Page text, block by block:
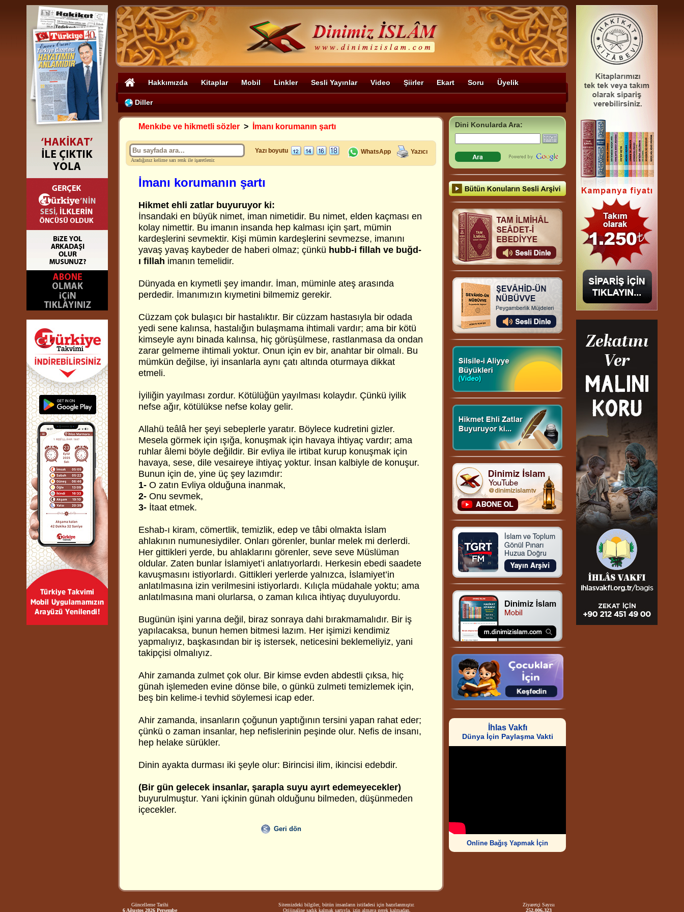
Hakkımızda Kitaplar Mobil Linkler Sesli Yayınlar Video Şiirler Ekart Soru Üyelik
Diller
Menkıbe ve hikmetli sözler > İmanı korumanın şartı
Aradığınız kelime sarı renk ile işaretlenir.
Yazı boyutu WhatsApp Yazıcı
İmanı korumanın şartı
Hikmet ehli zatlar buyuruyor ki:
İnsandaki en büyük nimet, iman nimetidir. Bu nimet, elden kaçması en
kolay nimettir. Bu imanın insanda hep kalması için şart, mümin
kardeşlerini sevmektir. Kişi mümin kardeşlerini sevmezse, imanını
yavaş yavaş kaybeder de haberi olmaz; çünkü hubb-i fillah ve buğd-
ı fillah imanın temelidir.
Dünyada en kıymetli şey imandır. İman, müminle ateş arasında
perdedir. İmanımızın kıymetini bilmemiz gerekir.
Cüzzam çok bulaşıcı bir hastalıktır. Bir cüzzam hastasıyla bir odada
yedi sene kalınsa, hastalığın bulaşmama ihtimali vardır; ama bir kötü
kimseyle aynı binada kalınsa, hiç görüşülmese, rastlanmasa da ondan
zarar gelmeme ihtimali yoktur. Onun için ev bir, anahtar bir olmalı. Bu
mümkün değilse, iyi insanlarla aynı çatı altında oturmaya dikkat
etmeli.
İyiliğin yayılması zordur. Kötülüğün yayılması kolaydır. Çünkü iyilik
nefse ağır, kötülükse nefse kolay gelir.
Allahü teâlâ her şeyi sebeplerle yaratır. Böylece kudretini gizler.
Mesela görmek için ışığa, konuşmak için havaya ihtiyaç vardır; ama
ruhlar âlemi böyle değildir. Bir evliya ile irtibat kurup konuşmak için
havaya, sese, dile vesaireye ihtiyaç yoktur. İnsan kalbiyle de konuşur.
Bunun için de, yine üç şey lazımdır:
1- O zatın Evliya olduğuna inanmak,
2- Onu sevmek,
3- İtaat etmek.
Eshab-ı kiram, cömertlik, temizlik, edep ve tâbi olmakta İslam
ahlakının numunesiydiler. Onları görenler, bunlar melek mi derlerdi.
Her gittikleri yerde, bu ahlaklarını görenler, seve seve Müslüman
oldular. Zaten bunlar İslamiyet’i anlatıyorlardı. Herkesin ebedi saadete
kavuşmasını istiyorlardı. Gittikleri yerlerde yalnızca, İslamiyet’in
anlatılmasına izin verilmesini istiyorlardı. Kılıçla müdahale yoktu; ama
anlatılmasına mani olurlarsa, o zaman kılıca ihtiyaç duyuluyordu.
Bugünün işini yarına değil, biraz sonraya dahi bırakmamalıdır. Bir iş
yapılacaksa, bunun hemen bitmesi lazım. Her işimizi kendimiz
yapmalıyız, başkasından bir iş istersek, neticesini beklemeliyiz, yani
takipçisi olmalıyız.
Ahir zamanda zulmet çok olur. Bir kimse evden abdestli çıksa, hiç
günah işlemeden evine dönse bile, o günkü zulmeti temizlemek için,
beş bin kelime-i tevhid söylemesi icap eder.
Ahir zamanda, insanların çoğunun yaptığının tersini yapan rahat eder;
çünkü o zaman insanlar, hep nefislerinin peşinde olur. Nefis de insanı,
hep helake sürükler.
Dinin ayakta durması iki şeyle olur: Birincisi ilim, ikincisi edebdir.
(Bir gün gelecek insanlar, şarapla suyu ayırt edemeyecekler)
buyurulmuştur. Yani içkinin günah olduğunu bilmeden, düşünmeden
içecekler.
Geri dön
Dini Konularda Ara:
İhlas Vakfı
Dünya İçin Paylaşma Vakti
Online Bağış Yapmak İçin
Güncelleme Tarihi
6 Ağustos 2026 Perşembe
Sitemizdeki bilgiler, bütün insanların istifadesi için hazırlanmıştır.
Orijinaline sadık kalmak şartıyla, izin almaya gerek kalmadan,
Ziyaretçi Sayısı
252.006.323